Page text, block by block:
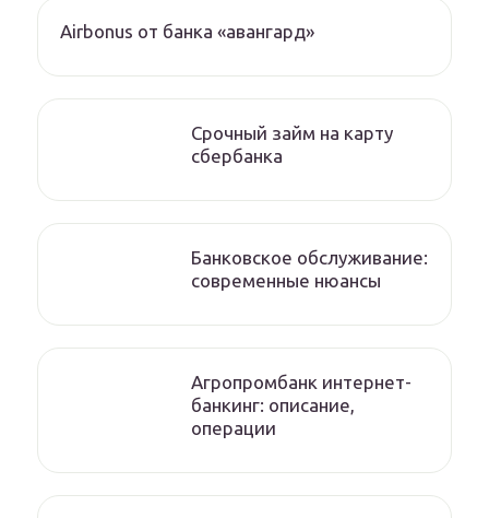
Airbonus от банка «авангард»
Срочный займ на карту
сбербанка
Банковское обслуживание:
современные нюансы
Агропромбанк интернет-
банкинг: описание,
операции